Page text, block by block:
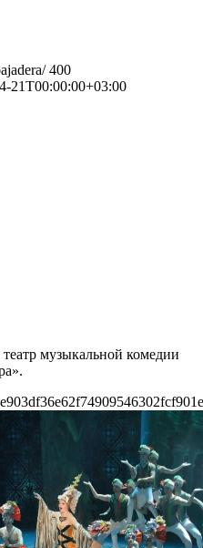
400
21T00:00:00+03:00
музыкальной комедии